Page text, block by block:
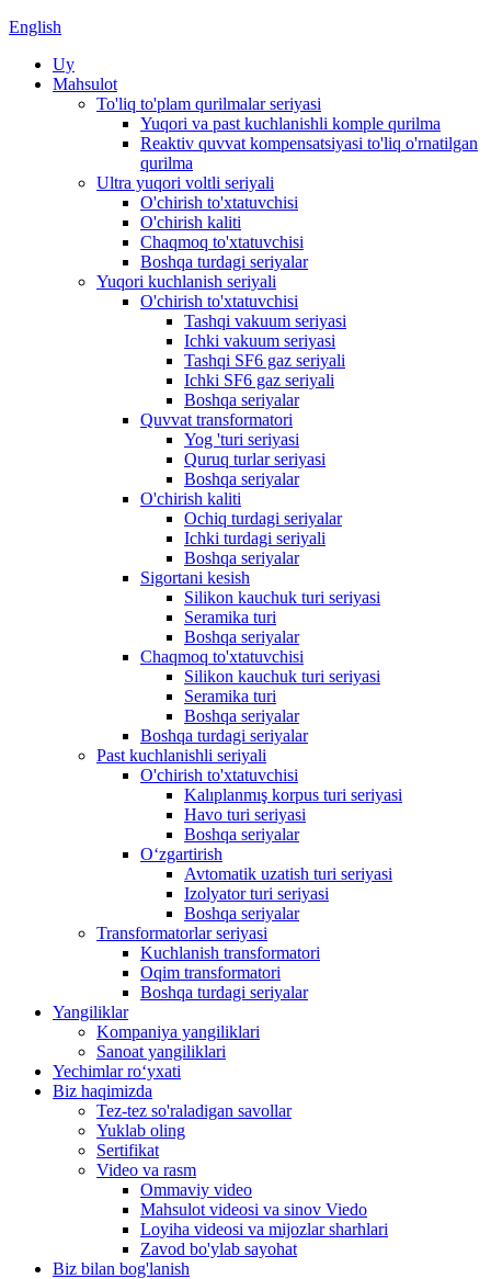
English
Uy
Mahsulot
To'liq to'plam qurilmalar seriyasi
Yuqori va past kuchlanishli komple qurilma
Reaktiv quvvat kompensatsiyasi to'liq o'rnatilgan
qurilma
Ultra yuqori voltli seriyali
O'chirish to'xtatuvchisi
O'chirish kaliti
Chaqmoq to'xtatuvchisi
Boshqa turdagi seriyalar
Yuqori kuchlanish seriyali
O'chirish to'xtatuvchisi
Tashqi vakuum seriyasi
Ichki vakuum seriyasi
Tashqi SF6 gaz seriyali
Ichki SF6 gaz seriyali
Boshqa seriyalar
Quvvat transformatori
Yog 'turi seriyasi
Quruq turlar seriyasi
Boshqa seriyalar
O'chirish kaliti
Ochiq turdagi seriyalar
Ichki turdagi seriyali
Boshqa seriyalar
Sigortani kesish
Silikon kauchuk turi seriyasi
Seramika turi
Boshqa seriyalar
Chaqmoq to'xtatuvchisi
Silikon kauchuk turi seriyasi
Seramika turi
Boshqa seriyalar
Boshqa turdagi seriyalar
Past kuchlanishli seriyali
O'chirish to'xtatuvchisi
Kalıplanmış korpus turi seriyasi
Havo turi seriyasi
Boshqa seriyalar
Oʻzgartirish
Avtomatik uzatish turi seriyasi
Izolyator turi seriyasi
Boshqa seriyalar
Transformatorlar seriyasi
Kuchlanish transformatori
Oqim transformatori
Boshqa turdagi seriyalar
Yangiliklar
Kompaniya yangiliklari
Sanoat yangiliklari
Yechimlar roʻyxati
Biz haqimizda
Tez-tez so'raladigan savollar
Yuklab oling
Sertifikat
Video va rasm
Ommaviy video
Mahsulot videosi va sinov Viedo
Loyiha videosi va mijozlar sharhlari
Zavod bo'ylab sayohat
Biz bilan bog'lanish